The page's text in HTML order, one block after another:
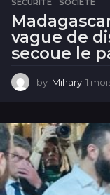
SÉCURITÉ
,SOCIÉTÉ
vague de
secoue le
by Mihary 1